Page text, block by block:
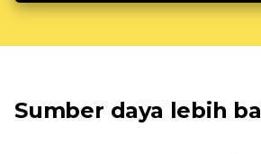
Sumber daya lebih